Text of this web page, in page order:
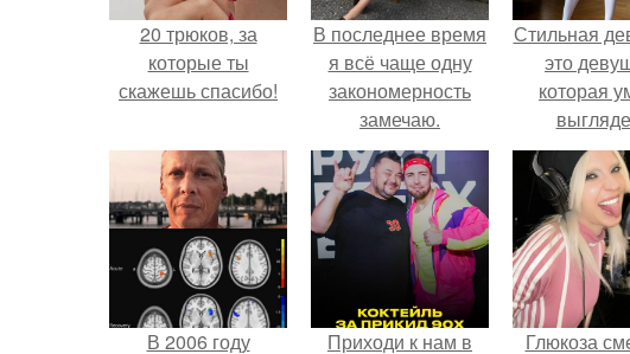
20 трюков, за
которые ты
скажешь спасибо!
В последнее время
я всё чаще одну
закономерность
замечаю.
Стильная
это
которая
элегантно в
В 2006 году Приходи к нам в Глюкоза